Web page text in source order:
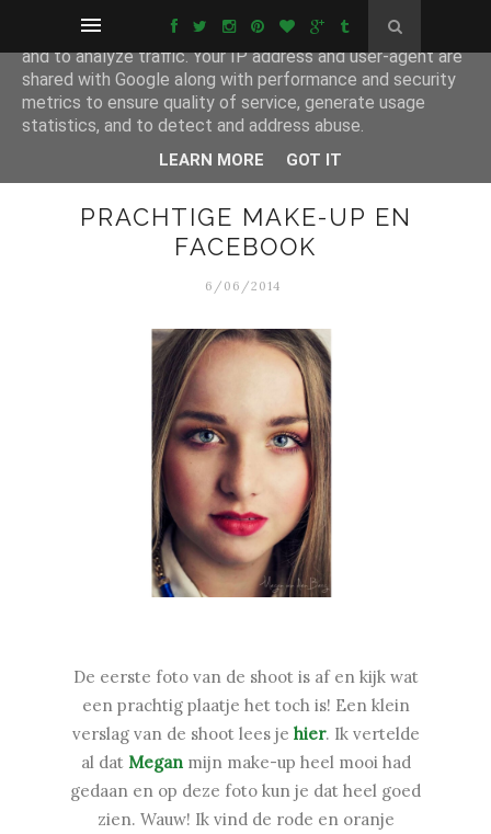
PRACHTIGE MAKE-UP EN
FACEBOOK
6/06/2014
De eerste foto van de shoot is af en kijk wat
een prachtig plaatje het toch is! Een klein
verslag van de shoot lees je hier. Ik vertelde
al dat Megan mijn make-up heel mooi had
gedaan en op deze foto kun je dat heel goed
zien. Wauw! Ik vind de rode en oranje
This site uses cookies from Google to deliver its services
and to analyze traffic. Your IP address and user-agent are
shared with Google along with performance and security
metrics to ensure quality of service, generate usage
statistics, and to detect and address abuse.
LEARN MORE GOT IT